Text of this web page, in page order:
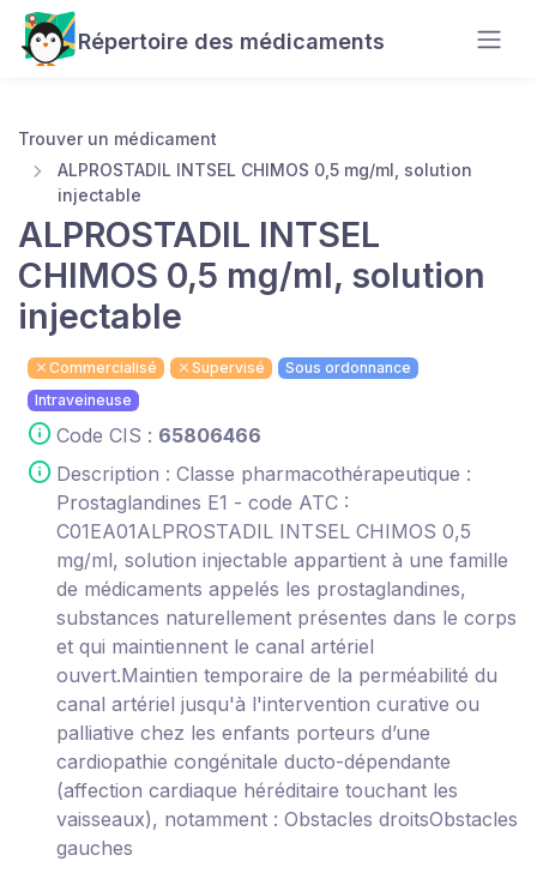
Répertoire des médicaments
Trouver un médicament
ALPROSTADIL INTSEL CHIMOS 0,5 mg/ml, solution
injectable
ALPROSTADIL INTSEL
CHIMOS 0,5 mg/ml, solution
injectable
Commercialisé Supervisé
Sous ordonnance
Intraveineuse
Code CIS : 65806466
Description : Classe pharmacothérapeutique :
Prostaglandines E1 - code ATC :
C01EA01ALPROSTADIL INTSEL CHIMOS 0,5
mg/ml, solution injectable appartient à une famille
de médicaments appelés les prostaglandines,
substances naturellement présentes dans le corps
et qui maintiennent le canal artériel
ouvert.Maintien temporaire de la perméabilité du
canal artériel jusqu'à l'intervention curative ou
palliative chez les enfants porteurs d’une
cardiopathie congénitale ducto-dépendante
(affection cardiaque héréditaire touchant les
vaisseaux), notamment : Obstacles droitsObstacles
gauches